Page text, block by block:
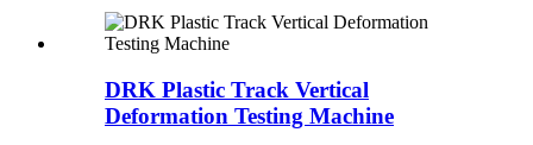
DRK Plastic Track Vertical
Deformation Testing Machine